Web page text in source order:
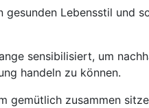
gesunden Lebensstil und
sensibilisiert, um
handeln zu können.
gemütlich zusammen